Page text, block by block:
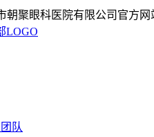
朝聚眼科医院有限公司官方网
队